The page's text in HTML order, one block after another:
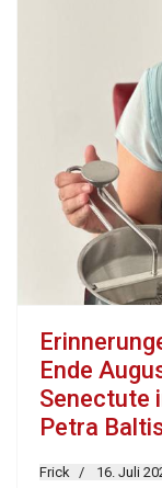
Ende
Senectute
Petra
Frick 16. Juli